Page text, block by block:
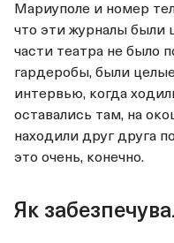
Мариуполе и номер
что эти журналы были
части театра не было
гардеробы, были
интервью, когда
оставались там, на
находили друг друга
это очень, конечно.
Як